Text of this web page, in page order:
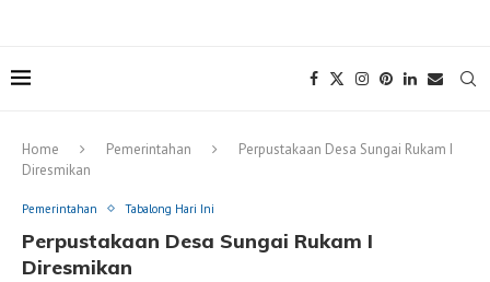
Home Pemerintahan
Perpustakaan Desa Sungai Rukam I
Diresmikan
Pemerintahan Tabalong Hari Ini
Perpustakaan Desa Sungai Rukam I
Diresmikan